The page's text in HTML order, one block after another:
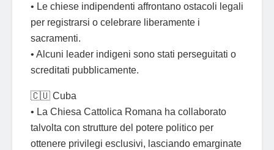
• Le chiese indipendenti affrontano ostacoli legali
per registrarsi o celebrare liberamente i
sacramenti.
• Alcuni leader indigeni sono stati perseguitati o
screditati pubblicamente.
🇨🇺 Cuba
• La Chiesa Cattolica Romana ha collaborato
talvolta con strutture del potere politico per
ottenere privilegi esclusivi, lasciando emarginate